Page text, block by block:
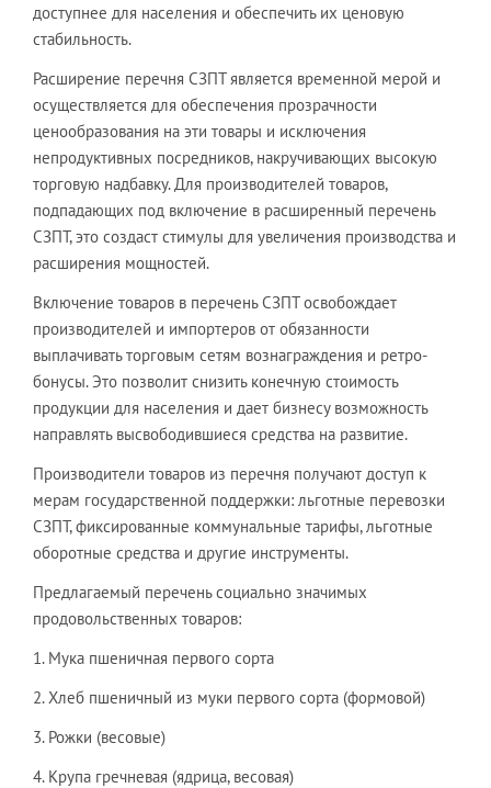
доступнее для населения и обеспечить их ценовую
стабильность.
Расширение перечня СЗПТ является временной мерой и
осуществляется для обеспечения прозрачности
ценообразования на эти товары и исключения
непродуктивных посредников, накручивающих высокую
торговую надбавку. Для производителей товаров,
подпадающих под включение в расширенный перечень
СЗПТ, это создаст стимулы для увеличения производства и
расширения мощностей.
Включение товаров в перечень СЗПТ освобождает
производителей и импортеров от обязанности
выплачивать торговым сетям вознаграждения и ретро-
бонусы. Это позволит снизить конечную стоимость
продукции для населения и дает бизнесу возможность
направлять высвободившиеся средства на развитие.
Производители товаров из перечня получают доступ к
мерам государственной поддержки: льготные перевозки
СЗПТ, фиксированные коммунальные тарифы, льготные
оборотные средства и другие инструменты.
Предлагаемый перечень социально значимых
продовольственных товаров:
1. Мука пшеничная первого сорта
2. Хлеб пшеничный из муки первого сорта (формовой)
3. Рожки (весовые)
4. Крупа гречневая (ядрица, весовая)